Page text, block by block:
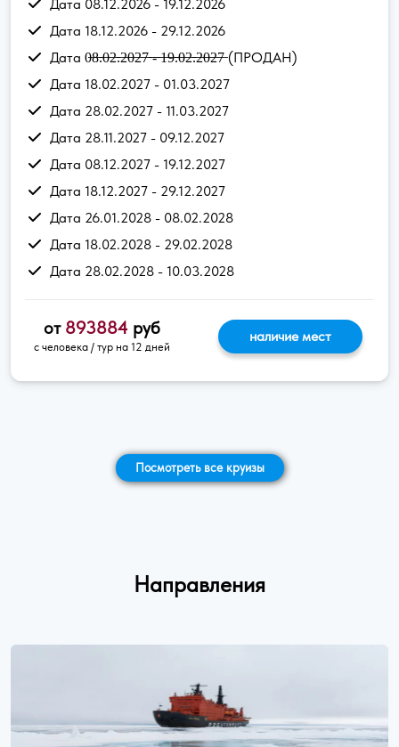
Дата 08.12.2026 - 19.12.2026
Дата 18.12.2026 - 29.12.2026
Дата 0̶8̶.̶0̶2̶.̶2̶0̶2̶7̶ ̶-̶ ̶1̶9̶.̶0̶2̶.̶2̶0̶2̶7̶ (ПРОДАН)
Дата 18.02.2027 - 01.03.2027
Дата 28.02.2027 - 11.03.2027
Дата 28.11.2027 - 09.12.2027
Дата 08.12.2027 - 19.12.2027
Дата 18.12.2027 - 29.12.2027
Дата 26.01.2028 - 08.02.2028
Дата 18.02.2028 - 29.02.2028
Дата 28.02.2028 - 10.03.2028
от 893884 руб
с человека / тур на 12 дней
наличие мест
Посмотреть все круизы
Направления